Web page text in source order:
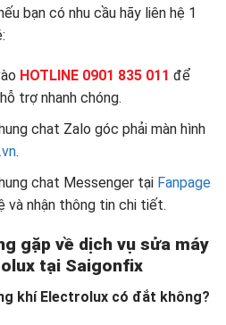
bạn có nhu cầu hãy liên hệ 1
HOTLINE 0901 835 011 để
trợ nhanh chóng.
chat Zalo góc phải màn hình
.
chat Messenger tại Fanpage
và nhận thông tin chi tiết.
gặp về dịch vụ sửa máy
tại Saigonfix
khí Electrolux có đắt không?